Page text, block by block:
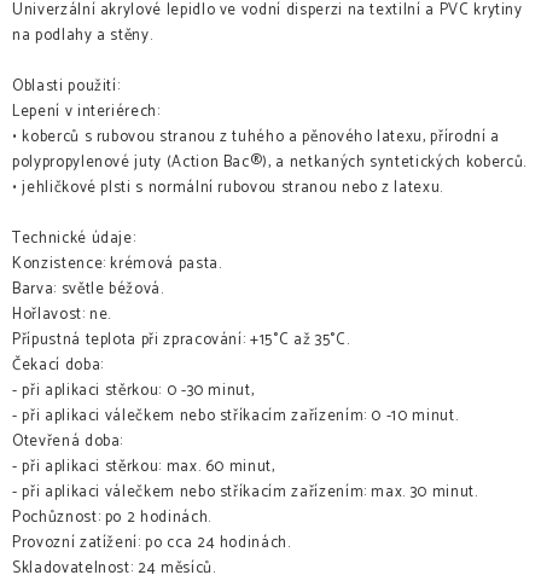
Univerzální akrylové lepidlo ve vodní disperzi na textilní a PVC krytiny
na podlahy a stěny.
Oblasti použití:
Lepení v interiérech:
• koberců s rubovou stranou z tuhého a pěnového latexu, přírodní a
polypropylenové juty (Action Bac®), a netkaných syntetických koberců.
• jehličkové plsti s normální rubovou stranou nebo z latexu.
Technické údaje:
Konzistence: krémová pasta.
Barva: světle béžová.
Hořlavost: ne.
Přípustná teplota při zpracování: +15°C až 35°C.
Čekací doba:
- při aplikaci stěrkou: 0 -30 minut,
- při aplikaci válečkem nebo stříkacím zařízením: 0 -10 minut.
Otevřená doba:
- při aplikaci stěrkou: max. 60 minut,
- při aplikaci válečkem nebo stříkacím zařízením: max. 30 minut.
Pochůznost: po 2 hodinách.
Provozní zatížení: po cca 24 hodinách.
Skladovatelnost: 24 měsíců.